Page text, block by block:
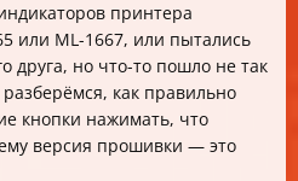
Samsung ML-
(FAQ)
принтера
или ML-1667, или пытались
друга, но что-то пошло не так
как правильно
кнопки нажимать, что
версия прошивки — это